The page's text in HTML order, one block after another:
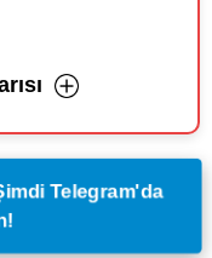
Telegram'da